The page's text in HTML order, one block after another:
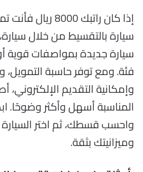
إذا كان راتبك
سيارة بالتقسيط من خلال
سيارة جديدة بمواصفات قوية
فئة. ومع توفر حاسبة التمويل،
وإمكانية التقديم الإلكتروني،
المناسبة أسهل وأكثر وضوحًا.
واحسب قسطك، ثم اختر السيارة
وميزانيتك بثقة.